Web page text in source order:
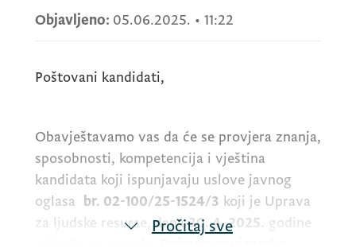
Objavljeno: 05.06.2025. • 11:22
Poštovani kandidati,
Obavještavamo vas da će se provjera znanja,
sposobnosti, kompetencija i vještina
kandidata koji ispunjavaju uslove javnog
oglasa br. 02-100/25-1524/3 koji je Uprava
za ljudske resurse, dana30. 4. 2025. godine
Pročitaj sve